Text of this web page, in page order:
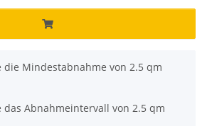
die Mindestabnahme von 2.5 qm
das Abnahmeintervall von 2.5 qm